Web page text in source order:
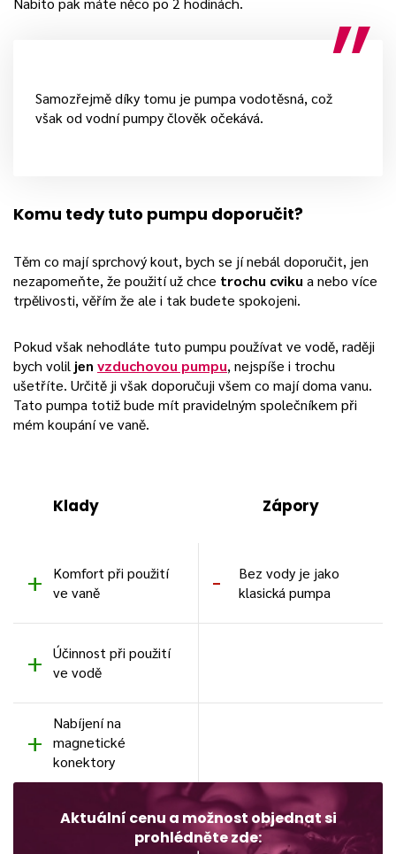
Samozřejmě díky tomu je pumpa vodotěsná, což
však od vodní pumpy člověk očekává.
Komu tedy tuto pumpu doporučit?
Těm co mají sprchový kout, bych se jí nebál doporučit, jen
nezapomeňte, že použití už chce trochu cviku a nebo více
trpělivosti, věřím že ale i tak budete spokojeni.
Pokud však nehodláte tuto pumpu používat ve vodě, raději
bych volil jen vzduchovou pumpu, nejspíše i trochu
ušetříte. Určitě ji však doporučuji všem co mají doma vanu.
Tato pumpa totiž bude mít pravidelným společníkem při
mém koupání ve vaně.
Klady Zápory
Komfort při použití
ve vaně
Bez vody je jako
klasická pumpa
Účinnost při použití
ve vodě
Nabíjení na
magnetické
konektory
Aktuální cenu a možnost objednat si
prohlédněte zde: